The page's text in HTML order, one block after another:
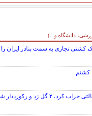
دانشگاه و...)
کشتی تجاری به سمت بنادر ایران
کشتم
۲ گل زد و رکورددار شد